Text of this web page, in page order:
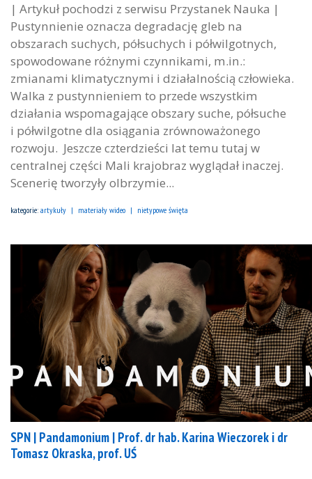
| Artykuł pochodzi z serwisu Przystanek Nauka |
Pustynnienie oznacza degradację gleb na
obszarach suchych, półsuchych i półwilgotnych,
spowodowane różnymi czynnikami, m.in.:
zmianami klimatycznymi i działalnością człowieka.
Walka z pustynnieniem to przede wszystkim
działania wspomagające obszary suche, półsuche
i półwilgotne dla osiągania zrównoważonego
rozwoju. Jeszcze czterdzieści lat temu tutaj w
centralnej części Mali krajobraz wyglądał inaczej.
Scenerię tworzyły olbrzymie...
kategorie: artykuły materiały wideo nietypowe święta
SPN | Pandamonium | Prof. dr hab. Karina Wieczorek i dr
Tomasz Okraska, prof. UŚ